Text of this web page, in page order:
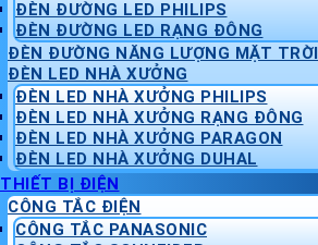
ĐÈN ĐƯỜNG LED PHILIPS
ĐÈN ĐƯỜNG LED RẠNG ĐÔNG
ĐÈN ĐƯỜNG NĂNG LƯỢNG MẶT TRỜI
ĐÈN LED NHÀ XƯỞNG
ĐÈN LED NHÀ XƯỞNG PHILIPS
ĐÈN LED NHÀ XƯỞNG RẠNG ĐÔNG
ĐÈN LED NHÀ XƯỞNG PARAGON
ĐÈN LED NHÀ XƯỞNG DUHAL
THIẾT BỊ ĐIỆN
CÔNG TẮC ĐIỆN
CÔNG TẮC PANASONIC